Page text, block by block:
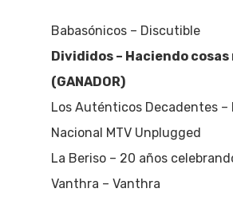
Babasónicos – Discutible
Divididos – Haciendo
(GANADOR)
Los Auténticos Decadentes –
Nacional MTV Unplugged
La Beriso – 20 años
Vanthra – Vanthra